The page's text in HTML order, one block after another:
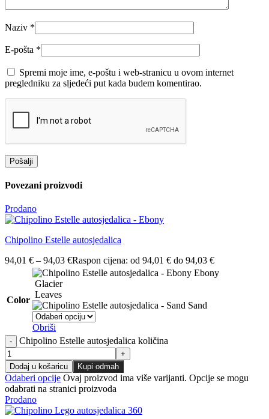
Naziv *
E-pošta *
Spremi moje ime, e-poštu i web-stranicu u ovom internet
pregledniku za sljedeći put kada budem komentirao.
Povezani proizvodi
Prodano
Chipolino Estelle autosjedalica
94,01 € – 94,03 €Raspon cijena: od 94,01 € do 94,03 €
Color
Ebony
Glacier
Leaves
Sand
Obriši
Chipolino Estelle autosjedalica količina
Dodaj u košaricu Kupi odmah
Odaberi opcije Ovaj proizvod ima više varijanti. Opcije se mogu
odabrati na stranici proizvoda
Prodano